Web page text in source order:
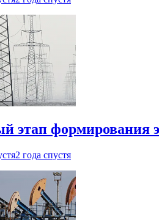
этап формирования
2 года спустя